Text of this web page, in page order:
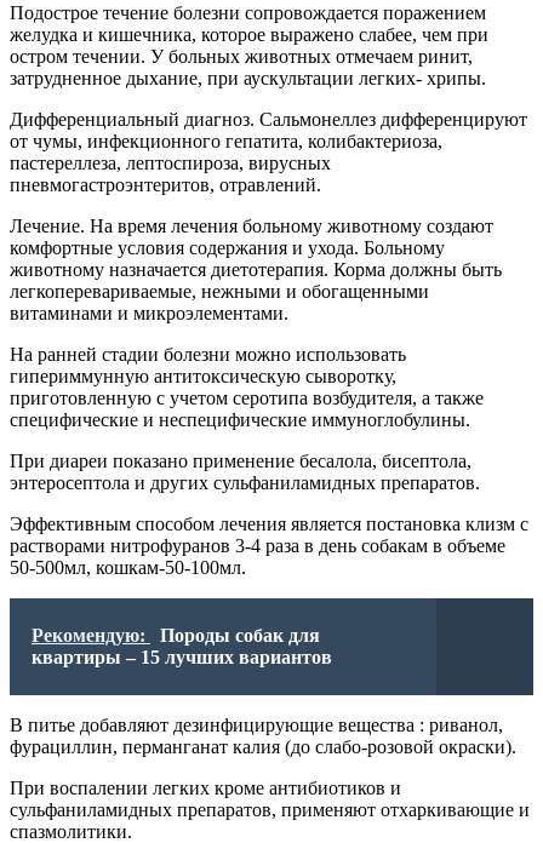
Подострое течение болезни сопровождается поражением
желудка и кишечника, которое выражено слабее, чем при
остром течении. У больных животных отмечаем ринит,
затрудненное дыхание, при аускультации легких- хрипы.
Дифференциальный диагноз. Сальмонеллез дифференцируют
от чумы, инфекционного гепатита, колибактериоза,
пастереллеза, лептоспироза, вирусных
пневмогастроэнтеритов, отравлений.
Лечение. На время лечения больному животному создают
комфортные условия содержания и ухода. Больному
животному назначается диетотерапия. Корма должны быть
легкоперевариваемые, нежными и обогащенными
витаминами и микроэлементами.
На ранней стадии болезни можно использовать
гипериммунную антитоксическую сыворотку,
приготовленную с учетом серотипа возбудителя, а также
специфические и неспецифические иммуноглобулины.
При диареи показано применение бесалола, бисептола,
энтеросептола и других сульфаниламидных препаратов.
Эффективным способом лечения является постановка клизм с
растворами нитрофуранов 3-4 раза в день собакам в объеме
50-500мл, кошкам-50-100мл.
Рекомендую:
Породы собак для
квартиры – 15 лучших вариантов
В питье добавляют дезинфицирующие вещества : риванол,
фурациллин, перманганат калия (до слабо-розовой окраски).
При воспалении легких кроме антибиотиков и
сульфаниламидных препаратов, применяют отхаркивающие и
спазмолитики.